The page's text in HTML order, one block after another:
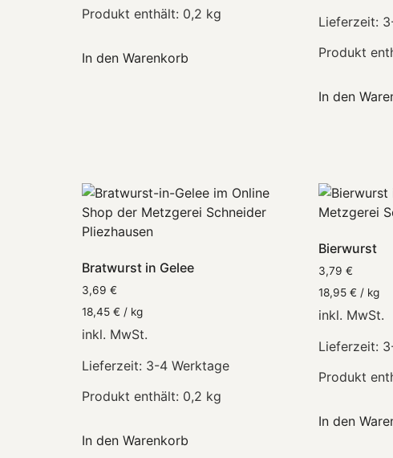
Produkt enthält: 0,2 kg
In den Warenkorb
Lieferzeit:
Produkt
In den
Bratwurst in Gelee
3,69 €
18,45 € / kg
inkl. MwSt.
Lieferzeit: 3-4 Werktage
Produkt enthält: 0,2 kg
In den Warenkorb
Bierwurst
3,79 €
18,95 € / kg
inkl. MwSt.
Lieferzeit:
Produkt
In den